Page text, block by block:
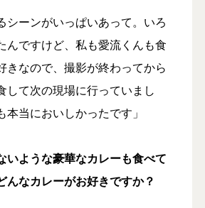
シーンがいっぱいあって。いろ
んですけど、私も愛流くんも食
きなので、撮影が終わってから
して次の現場に行っていまし
本当においしかったです」
ような豪華なカレーも食べて
んなカレーがお好きですか？